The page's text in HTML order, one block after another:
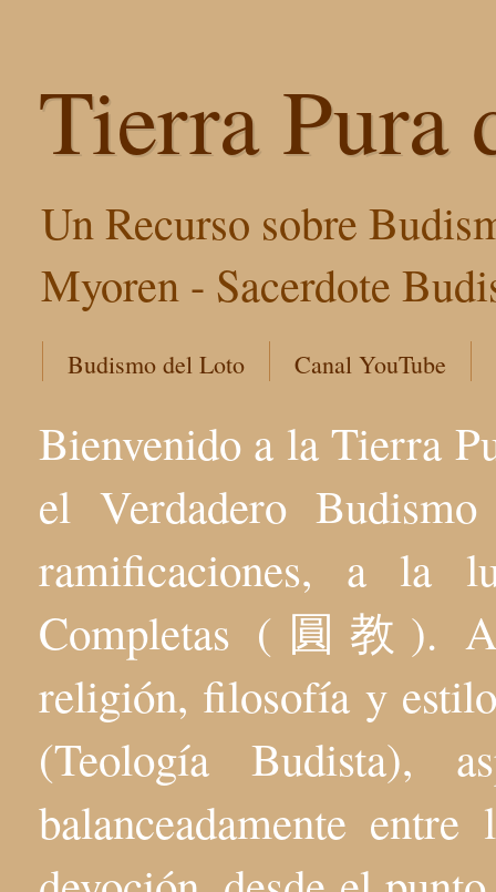
Tierra Pura
Un Recurso sobre
Myoren - Sacerdote
Budismo del Loto Canal YouTube
Bienvenido a la Tierra
el Verdadero
ramificaciones, a la
Completas (圓教).
religión, filosofía y
(Teología Budista),
balanceadamente